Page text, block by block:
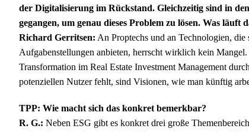
der Digitalisierung im Rückstand. Gleichzeitig sind in
gegangen, um genau dieses Problem zu lösen. Was läuft
Richard Gerritsen: An Proptechs und an Technologien,
Aufgabenstellungen anbieten, herrscht wirklich kein
Transformation im Real Estate Investment Management
potenziellen Nutzer fehlt, sind Visionen, wie man künftig
TPP: Wie macht sich das konkret bemerkbar?
R. G.: Neben ESG gibt es konkret drei große